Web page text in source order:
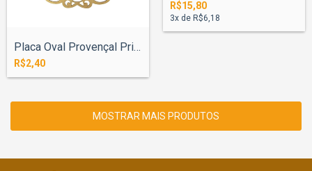
Placa Oval Provençal Princesa 13x15cm
R$2,40
R$15,80
3x de R$6,18
MOSTRAR MAIS PRODUTOS